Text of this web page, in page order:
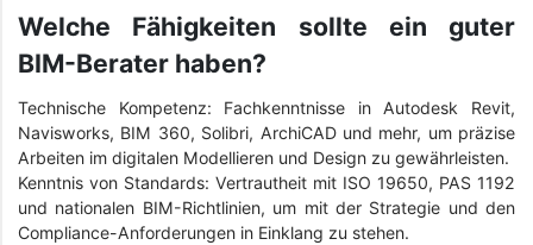
Welche Fähigkeiten sollte ein guter
BIM-Berater haben?
Technische Kompetenz: Fachkenntnisse in Autodesk Revit,
Navisworks, BIM 360, Solibri, ArchiCAD und mehr, um präzise
Arbeiten im digitalen Modellieren und Design zu gewährleisten.
Kenntnis von Standards: Vertrautheit mit ISO 19650, PAS 1192
und nationalen BIM-Richtlinien, um mit der Strategie und den
Compliance-Anforderungen in Einklang zu stehen.